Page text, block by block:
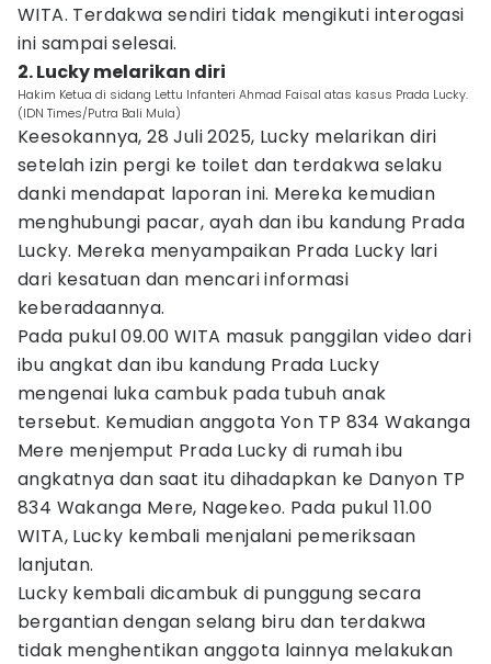
WITA. Terdakwa sendiri tidak mengikuti interogasi
ini sampai selesai.
2. Lucky melarikan diri
Hakim Ketua di sidang Lettu Infanteri Ahmad Faisal atas kasus Prada Lucky.
(IDN Times/Putra Bali Mula)
Keesokannya, 28 Juli 2025, Lucky melarikan diri
setelah izin pergi ke toilet dan terdakwa selaku
danki mendapat laporan ini. Mereka kemudian
menghubungi pacar, ayah dan ibu kandung Prada
Lucky. Mereka menyampaikan Prada Lucky lari
dari kesatuan dan mencari informasi
keberadaannya.
Pada pukul 09.00 WITA masuk panggilan video dari
ibu angkat dan ibu kandung Prada Lucky
mengenai luka cambuk pada tubuh anak
tersebut. Kemudian anggota Yon TP 834 Wakanga
Mere menjemput Prada Lucky di rumah ibu
angkatnya dan saat itu dihadapkan ke Danyon TP
834 Wakanga Mere, Nagekeo. Pada pukul 11.00
WITA, Lucky kembali menjalani pemeriksaan
lanjutan.
Lucky kembali dicambuk di punggung secara
bergantian dengan selang biru dan terdakwa
tidak menghentikan anggota lainnya melakukan